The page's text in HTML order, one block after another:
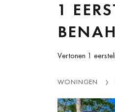
1
Vertonen 1
WONINGEN